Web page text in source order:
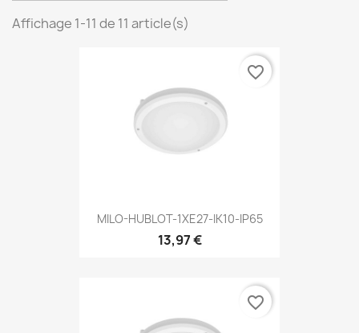
Affichage 1-11 de 11 article(s)
MILO-HUBLOT-1XE27-IK10-IP65
13,97 €
favorite_border
favorite_border